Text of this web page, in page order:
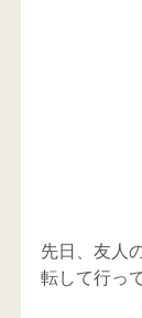
先日、友人
転して行っ